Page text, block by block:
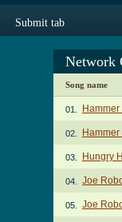
Submit tab
Network
Song name
01.
02. Hammer
03. Hungry
04. Joe
05. Joe